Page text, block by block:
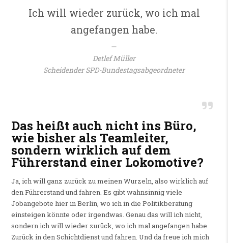
Ich will wieder zurück, wo ich mal
angefangen habe.
Detlef Müller
Scheidender SPD-Bundestagsabgeordneter
Das heißt auch nicht ins Büro,
wie bisher als Teamleiter,
sondern wirklich auf dem
Führerstand einer Lokomotive?
Ja, ich will ganz zurück zu meinen Wurzeln, also wirklich auf
den Führerstand und fahren. Es gibt wahnsinnig viele
Jobangebote hier in Berlin, wo ich in die Politikberatung
einsteigen könnte oder irgendwas. Genau das will ich nicht,
sondern ich will wieder zurück, wo ich mal angefangen habe.
Zurück in den Schichtdienst und fahren. Und da freue ich mich